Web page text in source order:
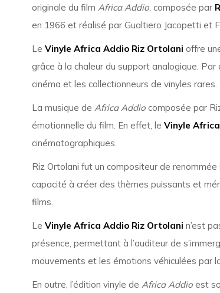
originale du film Africa Addio, composée par
en 1966 et réalisé par Gualtiero Jacopetti et
Le Vinyle Africa Addio Riz Ortolani offre
grâce à la chaleur du support analogique.
cinéma et les collectionneurs de vinyles rares.
La musique de Africa Addiocomposée par
émotionnelle du film. En effet, le Vinyle
cinématographiques.
Riz Ortolani fut un compositeur de
capacité à créer des thèmes puissants et
films.
Le Vinyle Africa Addio Riz Ortolani n’est
présence, permettant à l’auditeur de
mouvements et les émotions véhiculées par
En outre, l’édition vinyle de Africa Addioest